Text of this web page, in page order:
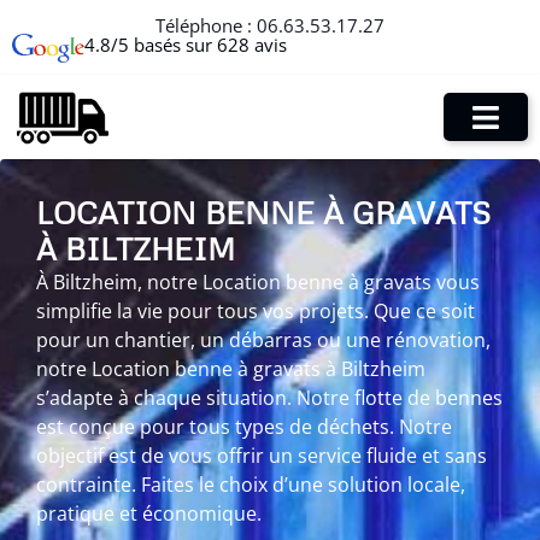
Téléphone : 06.63.53.17.27
4.8/5 basés sur 628 avis
LOCATION BENNE À GRAVATS
À BILTZHEIM
À Biltzheim, notre Location benne à gravats vous
simplifie la vie pour tous vos projets. Que ce soit
pour un chantier, un débarras ou une rénovation,
notre Location benne à gravats à Biltzheim
s’adapte à chaque situation. Notre flotte de bennes
est conçue pour tous types de déchets. Notre
objectif est de vous offrir un service fluide et sans
contrainte. Faites le choix d’une solution locale,
pratique et économique.